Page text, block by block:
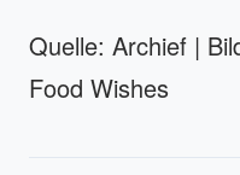
Quelle: Archief |
Food Wishes